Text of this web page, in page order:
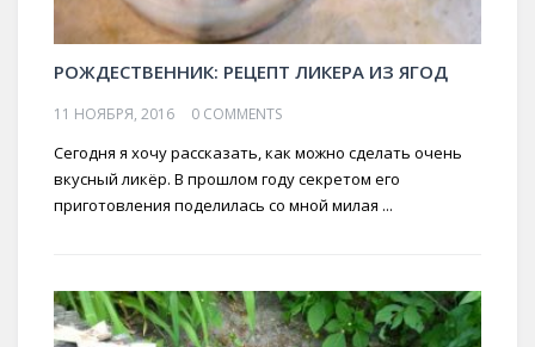
РОЖДЕСТВЕННИК: РЕЦЕПТ ЛИКЕРА ИЗ ЯГОД
11 НОЯБРЯ, 2016 0 COMMENTS
Сегодня я хочу рассказать, как можно сделать очень
вкусный ликёр. В прошлом году секретом его
приготовления поделилась со мной милая ...